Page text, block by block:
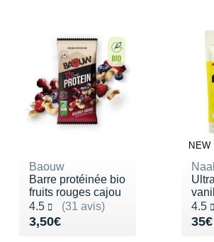
Baouw
Barre protéinée bio
fruits rouges cajou
4.5
(31 avis)
Noté 4.5 sur 5
3,50€
Vendu 3,50€
NEW
4.5
35€